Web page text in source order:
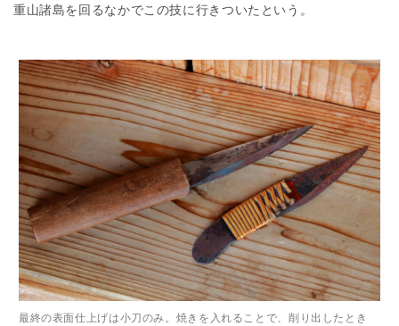
重山諸島を回るなかでこの技に行きついたという。
最終の表面仕上げは小刀のみ。焼きを入れることで、削り出したとき